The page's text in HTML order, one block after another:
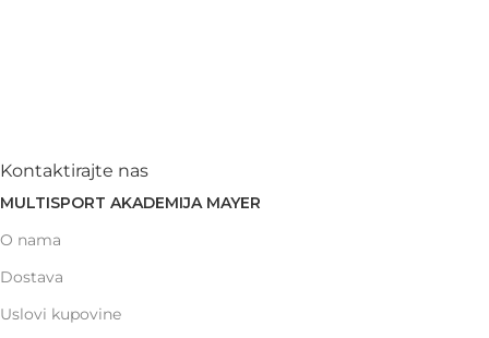
Kontaktirajte nas
MULTISPORT AKADEMIJA MAYER
O nama
Dostava
Uslovi kupovine